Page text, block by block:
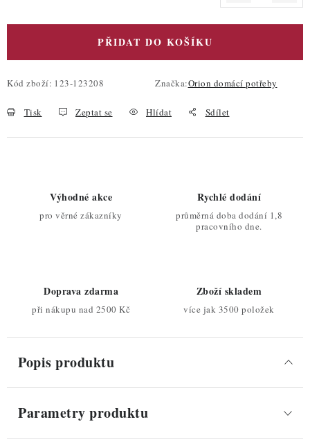
PŘIDAT DO KOŠÍKU
Kód zboží: 123-123208 Značka:Orion domácí potřeby
Tisk Zeptat se Hlídat Sdílet
Výhodné akce
pro věrné zákazníky
Rychlé dodání
průměrná doba dodání 1,8
pracovního dne.
Doprava zdarma
při nákupu nad 2500 Kč
Zboží skladem
více jak 3500 položek
Popis produktu
Parametry produktu